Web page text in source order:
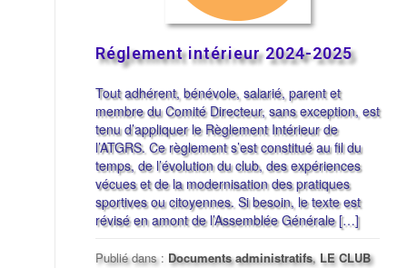
Réglement intérieur 2024-2025
Tout adhérent, bénévole, salarié, parent et
membre du Comité Directeur, sans exception, est
tenu d’appliquer le Règlement Intérieur de
l’ATGRS. Ce règlement s’est constitué au fil du
temps, de l’évolution du club, des expériences
vécues et de la modernisation des pratiques
sportives ou citoyennes. Si besoin, le texte est
révisé en amont de l’Assemblée Générale […]
Publié dans : Documents administratifs, LE CLUB